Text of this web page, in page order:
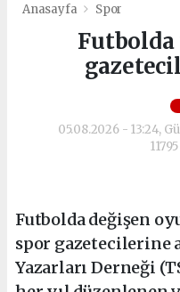
Anasayfa Spor
05.08.2026 - 13:24,
Futbolda değişen
spor gazetecilerine
Yazarları Derneği